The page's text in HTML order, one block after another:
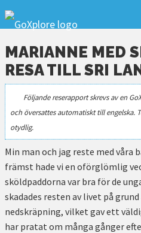
MARIANNE MED
RESA TILL SRI
Följande reserapport skrevs av en
och översattes automatiskt till engelska.
otydlig.
Min man och jag reste med våra
främst hade vi en oförglömlig
sköldpaddorna var bra för de
skadades resten av livet på
nedskräpning, vilket gav ett
har pratat om många gånger